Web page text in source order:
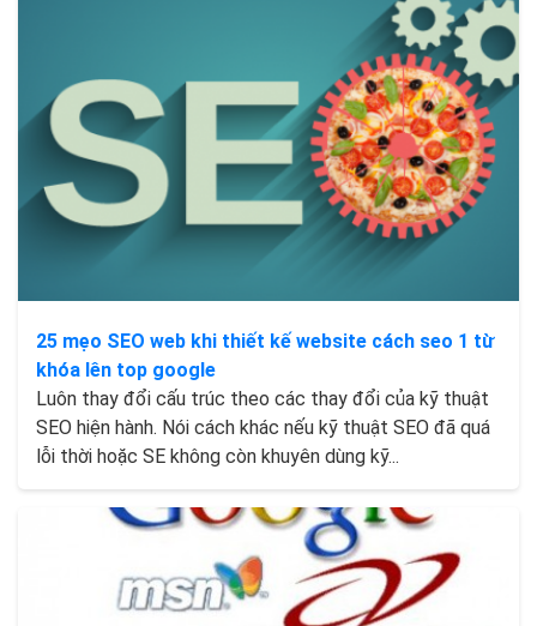
25 mẹo SEO web khi thiết kế website cách seo 1 từ
khóa lên top google
Luôn thay đổi cấu trúc theo các thay đổi của kỹ thuật
SEO hiện hành. Nói cách khác nếu kỹ thuật SEO đã quá
lỗi thời hoặc SE không còn khuyên dùng kỹ...